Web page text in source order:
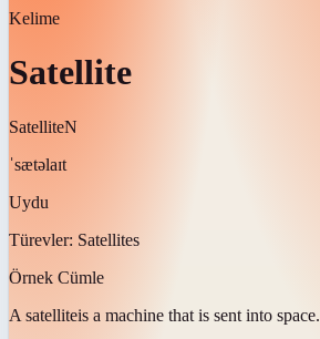
Kelime
Satellite
SatelliteN
ˈsætəlaɪt
Uydu
Türevler: Satellites
Örnek Cümle
A satelliteis a machine that is sent into space.